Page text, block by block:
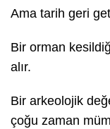
Ama tarih geri
Bir orman
alır.
Bir arkeolojik
çoğu zaman